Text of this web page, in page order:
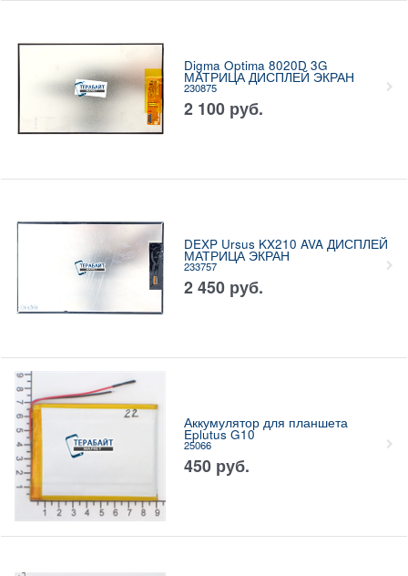
Digma Optima 8020D 3G
МАТРИЦА ДИСПЛЕЙ ЭКРАН
230875
2 100 руб.
DEXP Ursus KX210 AVA ДИСПЛЕЙ
МАТРИЦА ЭКРАН
233757
2 450 руб.
Аккумулятор для планшета
Eplutus G10
25066
450 руб.